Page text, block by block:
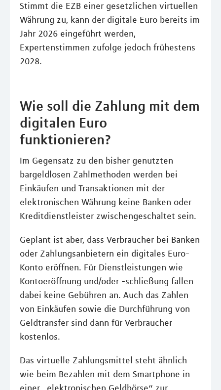
Stimmt die EZB einer gesetzlichen virtuellen
Währung zu, kann der digitale Euro bereits im
Jahr 2026 eingeführt werden,
Expertenstimmen zufolge jedoch frühestens
2028.
Wie soll die Zahlung mit dem
digitalen Euro
funktionieren?
Im Gegensatz zu den bisher genutzten
bargeldlosen Zahlmethoden werden bei
Einkäufen und Transaktionen mit der
elektronischen Währung keine Banken oder
Kreditdienstleister zwischengeschaltet sein.
Geplant ist aber, dass Verbraucher bei Banken
oder Zahlungsanbietern ein digitales Euro-
Konto eröffnen. Für Dienstleistungen wie
Kontoeröffnung und/oder -schließung fallen
dabei keine Gebühren an. Auch das Zahlen
von Einkäufen sowie die Durchführung von
Geldtransfer sind dann für Verbraucher
kostenlos.
Das virtuelle Zahlungsmittel steht ähnlich
wie beim Bezahlen mit dem Smartphone in